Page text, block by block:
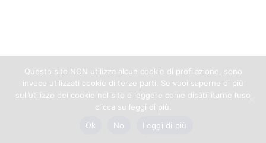
Questo sito NON utilizza alcun cookie di profilazione, sono
invece utilizzati cookie di terze parti. Se vuoi saperne di più
sull’utilizzo dei cookie nel sito e leggere come disabilitarne l’uso
clicca su leggi di più.
Ok
No Leggi di più